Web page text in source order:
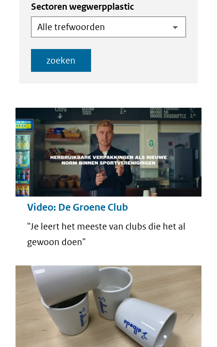
Zoeken
in
de
index
Zoeken
binnen
de
index
Sectoren wegwerpplastic
zoeken
Resultaten
Video: De Groene Club
"Je leert het meeste van clubs die het al
gewoon doen"